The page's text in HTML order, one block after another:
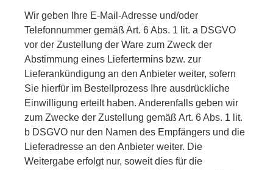
Wir geben Ihre E-Mail-Adresse und/oder
Telefonnummer gemäß Art. 6 Abs. 1 lit. a DSGVO
vor der Zustellung der Ware zum Zweck der
Abstimmung eines Liefertermins bzw. zur
Lieferankündigung an den Anbieter weiter, sofern
Sie hierfür im Bestellprozess Ihre ausdrückliche
Einwilligung erteilt haben. Anderenfalls geben wir
zum Zwecke der Zustellung gemäß Art. 6 Abs. 1 lit.
b DSGVO nur den Namen des Empfängers und die
Lieferadresse an den Anbieter weiter. Die
Weitergabe erfolgt nur, soweit dies für die